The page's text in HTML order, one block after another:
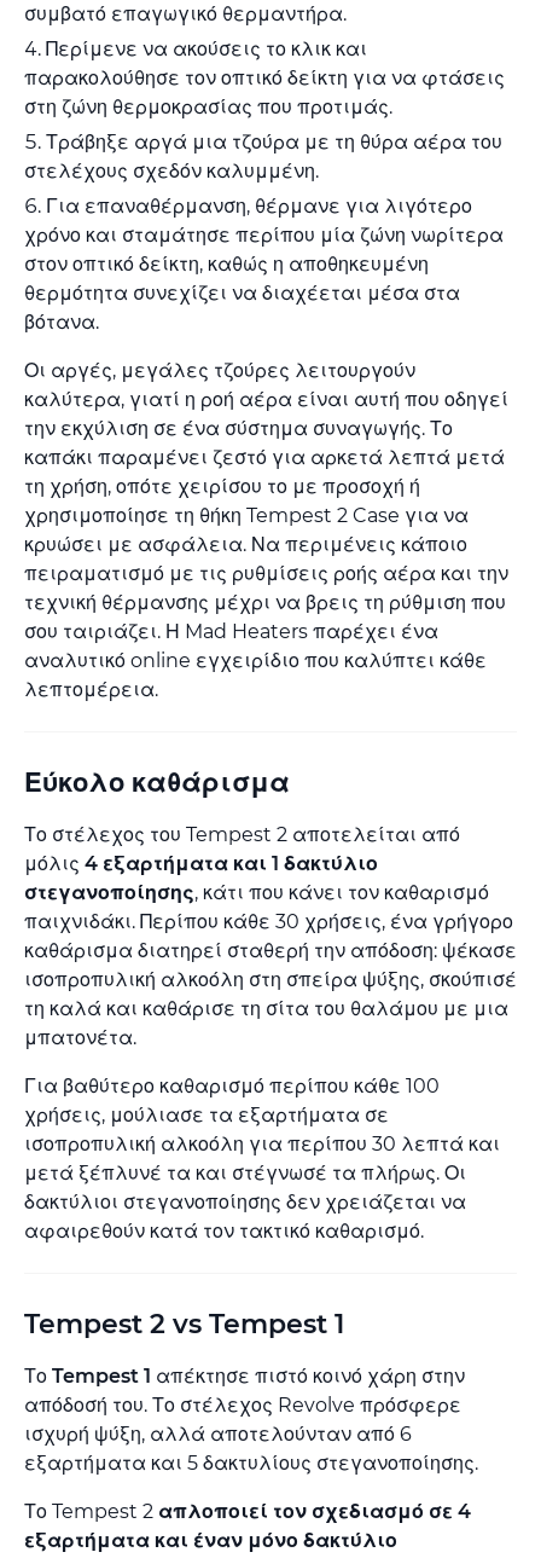
συμβατό επαγωγικό θερμαντήρα.
Περίμενε να ακούσεις το κλικ και
παρακολούθησε τον οπτικό δείκτη για να φτάσεις
στη ζώνη θερμοκρασίας που προτιμάς.
Τράβηξε αργά μια τζούρα με τη θύρα αέρα του
στελέχους σχεδόν καλυμμένη.
Για επαναθέρμανση, θέρμανε για λιγότερο
χρόνο και σταμάτησε περίπου μία ζώνη νωρίτερα
στον οπτικό δείκτη, καθώς η αποθηκευμένη
θερμότητα συνεχίζει να διαχέεται μέσα στα
βότανα.
Οι αργές, μεγάλες τζούρες λειτουργούν
καλύτερα, γιατί η ροή αέρα είναι αυτή που οδηγεί
την εκχύλιση σε ένα σύστημα συναγωγής. Το
καπάκι παραμένει ζεστό για αρκετά λεπτά μετά
τη χρήση, οπότε χειρίσου το με προσοχή ή
χρησιμοποίησε τη θήκη Tempest 2 Case για να
κρυώσει με ασφάλεια. Να περιμένεις κάποιο
πειραματισμό με τις ρυθμίσεις ροής αέρα και την
τεχνική θέρμανσης μέχρι να βρεις τη ρύθμιση που
σου ταιριάζει. Η Mad Heaters παρέχει ένα
αναλυτικό online εγχειρίδιο που καλύπτει κάθε
λεπτομέρεια.
Εύκολο καθάρισμα
Το στέλεχος του Tempest 2 αποτελείται από
μόλις 4 εξαρτήματα και 1 δακτύλιο
στεγανοποίησης, κάτι που κάνει τον καθαρισμό
παιχνιδάκι. Περίπου κάθε 30 χρήσεις, ένα γρήγορο
καθάρισμα διατηρεί σταθερή την απόδοση: ψέκασε
ισοπροπυλική αλκοόλη στη σπείρα ψύξης, σκούπισέ
τη καλά και καθάρισε τη σίτα του θαλάμου με μια
μπατονέτα.
Για βαθύτερο καθαρισμό περίπου κάθε 100
χρήσεις, μούλιασε τα εξαρτήματα σε
ισοπροπυλική αλκοόλη για περίπου 30 λεπτά και
μετά ξέπλυνέ τα και στέγνωσέ τα πλήρως. Οι
δακτύλιοι στεγανοποίησης δεν χρειάζεται να
αφαιρεθούν κατά τον τακτικό καθαρισμό.
Tempest 2 vs Tempest 1
Το Tempest 1 απέκτησε πιστό κοινό χάρη στην
απόδοσή του. Το στέλεχος Revolve πρόσφερε
ισχυρή ψύξη, αλλά αποτελούνταν από 6
εξαρτήματα και 5 δακτυλίους στεγανοποίησης.
Το Tempest 2 απλοποιεί τον σχεδιασμό σε 4
εξαρτήματα και έναν μόνο δακτύλιο